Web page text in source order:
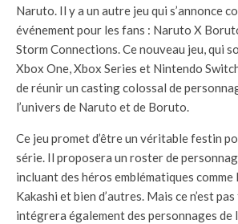
Naruto. Il y a un autre jeu qui s’annonce
événement pour les fans : Naruto X
Storm Connections. Ce nouveau jeu, qui
Xbox One, Xbox Series et Nintendo
de réunir un casting colossal de
l’univers de Naruto et de Boruto.
Ce jeu promet d’être un véritable festin
série. Il proposera un roster de
incluant des héros emblématiques comme
Kakashi et bien d’autres. Mais ce n’est
intégrera également des personnages de